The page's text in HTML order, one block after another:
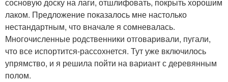
сосновую доску на лаги, отшлифовать, покрыть хорошим
лаком. Предложение показалось мне настолько
нестандартным, что вначале я сомневалась.
Многочисленные родственники отговаривали, пугали,
что все испортится-рассохнется. Тут уже включилось
упрямство, и я решила пойти на вариант с деревянным
полом.